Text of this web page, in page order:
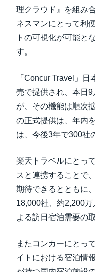
理クラウド』を組み
ネスマンにとって利
トの可視化が可能と
す。
「Concur Travel」
売で提供され、本日
が、その機能は順次
の正式提供は、年内
は、今後3年で300社
楽天トラベルにとっ
スと連携することで
期待できるとともに
18,000社、約2,200
よる訪日宿泊需要の
またコンカーにとっ
イトにおける宿泊情